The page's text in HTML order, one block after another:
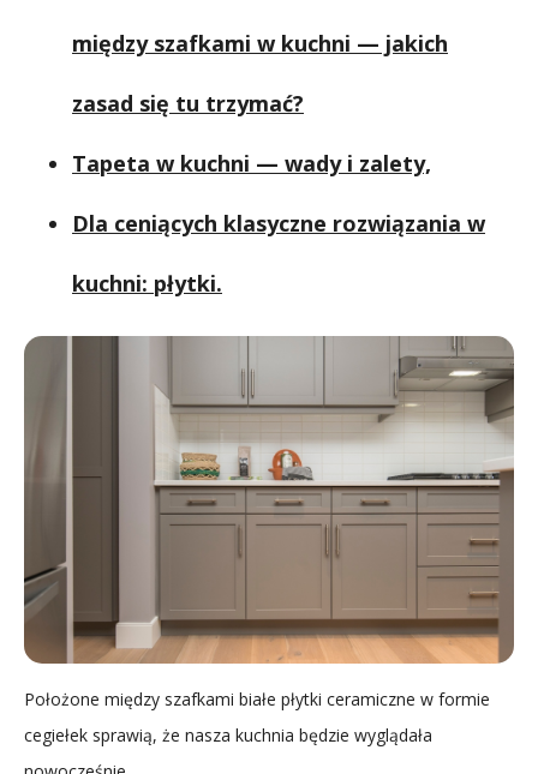
między szafkami w kuchni — jakich
zasad się tu trzymać?
Tapeta w kuchni — wady i zalety,
Dla ceniących klasyczne rozwiązania w
kuchni: płytki.
Położone między szafkami białe płytki ceramiczne w formie
cegiełek sprawią, że nasza kuchnia będzie wyglądała